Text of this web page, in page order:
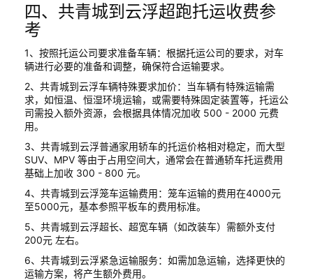
四、共青城到云浮超跑托运收费参
考
1、按照托运公司要求准备车辆：根据托运公司的要求，对车
辆进行必要的准备和调整，确保符合运输要求。
2、共青城到云浮车辆特殊要求加价：当车辆有特殊运输需
求，如恒温、恒湿环境运输，或需要特殊固定装置等，托运公
司需投入额外资源，会根据具体情况加收 500 - 2000 元费
用。
3、共青城到云浮普通家用轿车的托运价格相对稳定，而大型
SUV、MPV 等由于占用空间大，通常会在普通轿车托运费用
基础上加收 300 - 800 元。
4、共青城到云浮笼车运输费用：笼车运输的费用在4000元
至5000元，基本参照平板车的费用标准。
5、共青城到云浮超长、超宽车辆（如改装车）需额外支付
200元 左右。
6、共青城到云浮紧急运输服务：如需加急运输，选择更快的
运输方案，将产生额外费用。